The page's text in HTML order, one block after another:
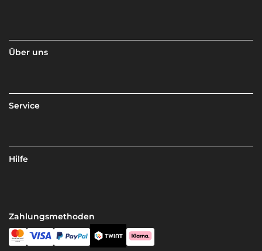
Über uns
Service
Hilfe
Zahlungsmethoden